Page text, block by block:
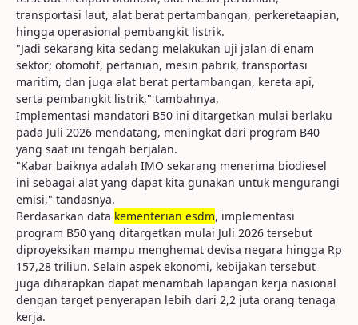
transportasi laut, alat berat pertambangan, perkeretaapian,
hingga operasional pembangkit listrik.
"Jadi sekarang kita sedang melakukan uji jalan di enam
sektor; otomotif, pertanian, mesin pabrik, transportasi
maritim, dan juga alat berat pertambangan, kereta api,
serta pembangkit listrik," tambahnya.
Implementasi mandatori B50 ini ditargetkan mulai berlaku
pada Juli 2026 mendatang, meningkat dari program B40
yang saat ini tengah berjalan.
"Kabar baiknya adalah IMO sekarang menerima biodiesel
ini sebagai alat yang dapat kita gunakan untuk mengurangi
emisi," tandasnya.
Berdasarkan data kementerian esdm, implementasi
program B50 yang ditargetkan mulai Juli 2026 tersebut
diproyeksikan mampu menghemat devisa negara hingga Rp
157,28 triliun. Selain aspek ekonomi, kebijakan tersebut
juga diharapkan dapat menambah lapangan kerja nasional
dengan target penyerapan lebih dari 2,2 juta orang tenaga
kerja.